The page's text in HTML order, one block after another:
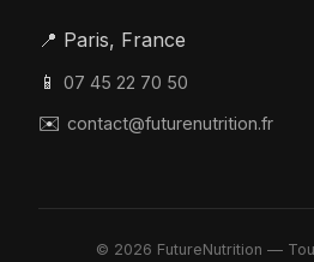
📍 Paris, France
📱 07 45 22 70 50
✉️ contact@futurenutrition.fr
© 2026 FutureNutrition —